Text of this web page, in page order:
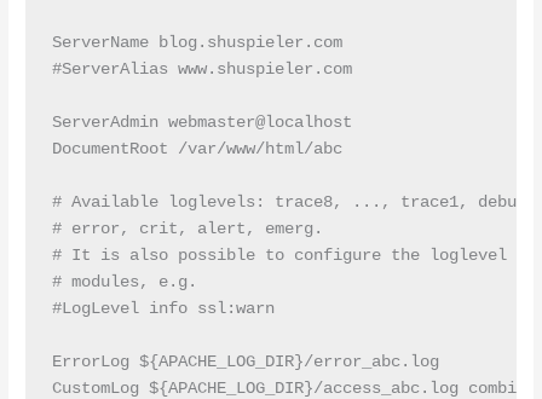
ServerName blog.shuspieler.com
#ServerAlias www.shuspieler.com
ServerAdmin webmaster@localhost
DocumentRoot /var/www/html/abc
# Available loglevels: trace8, ..., trace1,
# error, crit, alert, emerg.
# It is also possible to configure the loglevel
# modules, e.g.
#LogLevel info ssl:warn
ErrorLog ${APACHE_LOG_DIR}/error_abc.log
CustomLog ${APACHE_LOG_DIR}/access_abc.log